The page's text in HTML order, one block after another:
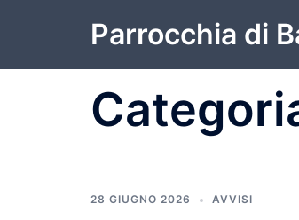
Parrocchia di
28 GIUGNO 2026 AVVISI